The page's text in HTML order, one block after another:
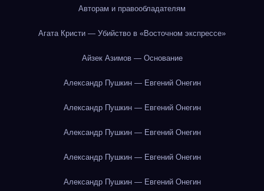
Авторам и правообладателям
Агата Кристи — Убийство в «Восточном экспрессе»
Айзек Азимов — Основание
Александр Пушкин — Евгений Онегин
Александр Пушкин — Евгений Онегин
Александр Пушкин — Евгений Онегин
Александр Пушкин — Евгений Онегин
Александр Пушкин — Евгений Онегин